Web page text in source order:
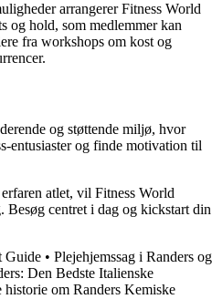
arrangerer Fitness World
og hold, som medlemmer kan
fra workshops om kost og
og støttende miljø, hvor
entusiaster og finde motivation til
atlet, vil Fitness World
centret i dag og kickstart din
Guide • Plejehjemssag i Randers og
Den Bedste Italienske
historie om Randers Kemiske